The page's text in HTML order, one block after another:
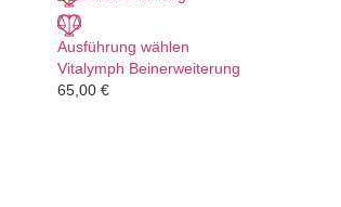
Ausführung wählen
Vitalymph Beinerweiterung
65,00 €